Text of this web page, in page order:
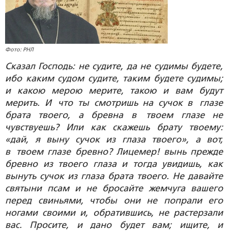
Фото: РНЛ
Сказал Господь: не судите, да не судимы будете,
ибо каким судом судите, таким будете судимы;
и какою мерою мерите, такою и вам будут
мерить. И что ты смотришь на сучок в глазе
брата твоего, а бревна в твоем глазе не
чувствуешь? Или как скажешь брату твоему:
«дай, я выну сучок из глаза твоего», а вот,
в твоем глазе бревно? Лицемер! вынь прежде
бревно из твоего глаза и тогда увидишь, как
вынуть сучок из глаза брата твоего. Не давайте
святыни псам и не бросайте жемчуга вашего
перед свиньями, чтобы они не попрали его
ногами своими и, обратившись, не растерзали
вас. Просите, и дано будет вам; ищите, и